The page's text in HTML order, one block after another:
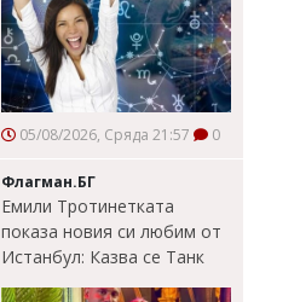
05/08/2026, Сряда 21:57 0
Флагман.БГ
Емили Тротинетката
показа новия си любим от
Истанбул: Казва се Танк